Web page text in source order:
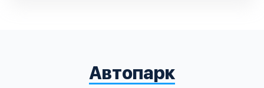
Автопарк